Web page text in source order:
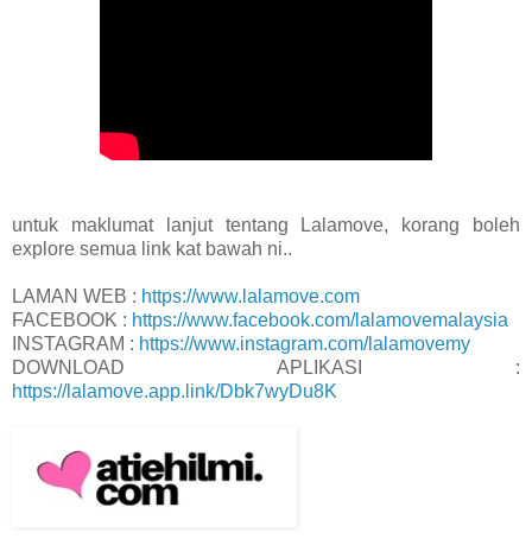
untuk maklumat lanjut tentang Lalamove, korang boleh
explore semua link kat bawah ni..
LAMAN WEB : https://www.lalamove.com
FACEBOOK : https://www.facebook.com/lalamovemalaysia
INSTAGRAM : https://www.instagram.com/lalamovemy
DOWNLOAD APLIKASI :
https://lalamove.app.link/Dbk7wyDu8K